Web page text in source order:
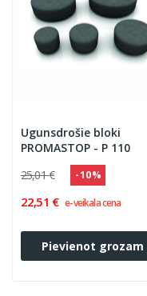
Ugunsdrošie bloki
PROMASTOP - P 110
25,01 €
- 10 %
22,51 € e-veikala cena
Pievienot grozam